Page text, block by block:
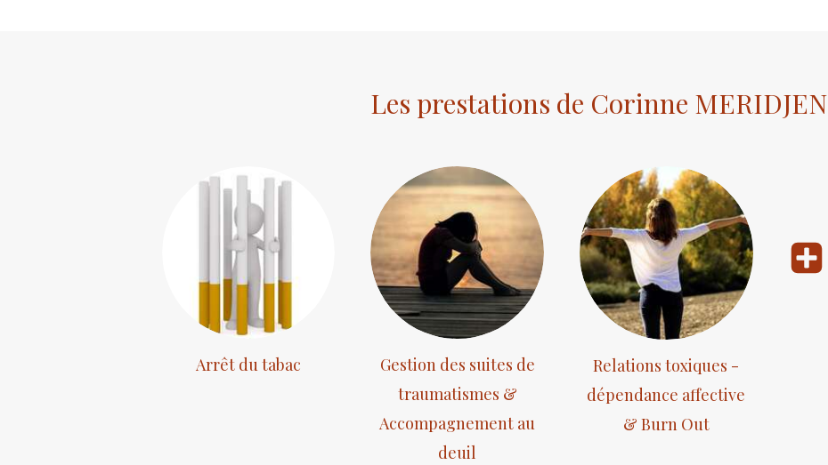
Les prestations de Corinne MERIDJEN
Arrêt du tabac
Gestion des suites de
traumatismes &
Accompagnement au
deuil
Relations toxiques -
dépendance affective
& Burn Out